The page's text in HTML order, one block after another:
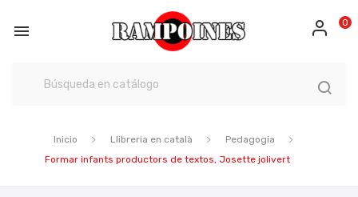
 0
Inicio Llibreria en català
Pedagogia
Formar infants productors de textos, Josette jolivert